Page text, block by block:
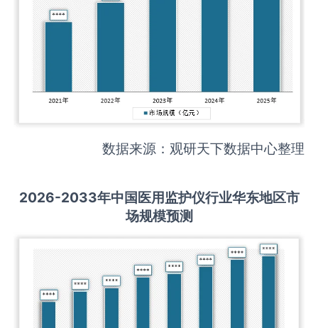
数据来源：观研天下数据中心整理
2026-2033年中国医用监护仪行业华东地区市
场规模预测